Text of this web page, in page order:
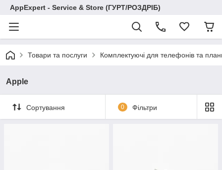
AppExpert - Service & Store (ГУРТ/РОЗДРІБ)
Товари та послуги Комплектуючі для телефонів та
Apple
Сортування 0 Фільтри